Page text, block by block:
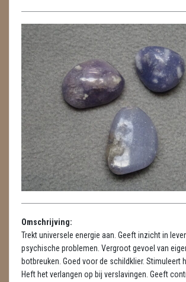
GEODE 'S / STANDAARDS
GESLEPEN STENEN
HANGERS
HARTEN
HUISREINIGING
KAARSEN
MASSAGE
METEORIETEN
READING EN PERSOONLIJK ADVIES
Omschrijving:
Trekt universele energie aan. Geeft inzicht in
psychische problemen. Vergroot gevoel van
botbreuken. Goed voor de schildklier. Stimuleert
Heft het verlangen op bij verslavingen. Geeft